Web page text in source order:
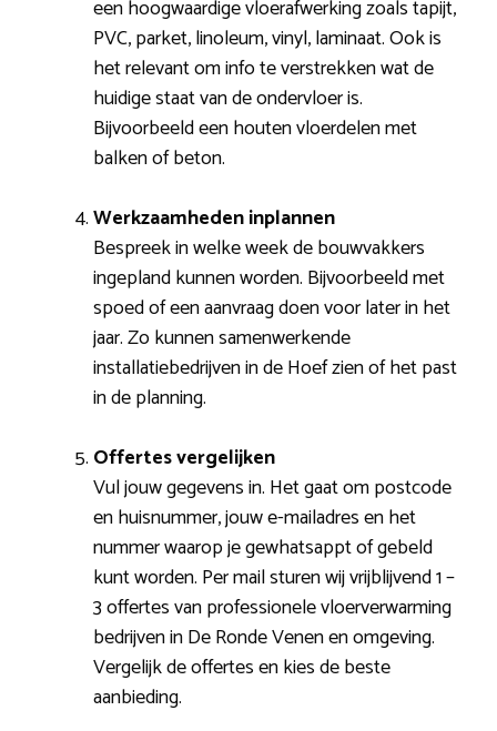
een hoogwaardige vloerafwerking zoals tapijt,
PVC, parket, linoleum, vinyl, laminaat. Ook is
het relevant om info te verstrekken wat de
huidige staat van de ondervloer is.
Bijvoorbeeld een houten vloerdelen met
balken of beton.
Werkzaamheden inplannen
Bespreek in welke week de bouwvakkers
ingepland kunnen worden. Bijvoorbeeld met
spoed of een aanvraag doen voor later in het
jaar. Zo kunnen samenwerkende
installatiebedrijven in de Hoef zien of het past
in de planning.
Offertes vergelijken
Vul jouw gegevens in. Het gaat om postcode
en huisnummer, jouw e-mailadres en het
nummer waarop je gewhatsappt of gebeld
kunt worden. Per mail sturen wij vrijblijvend 1 –
3 offertes van professionele vloerverwarming
bedrijven in De Ronde Venen en omgeving.
Vergelijk de offertes en kies de beste
aanbieding.